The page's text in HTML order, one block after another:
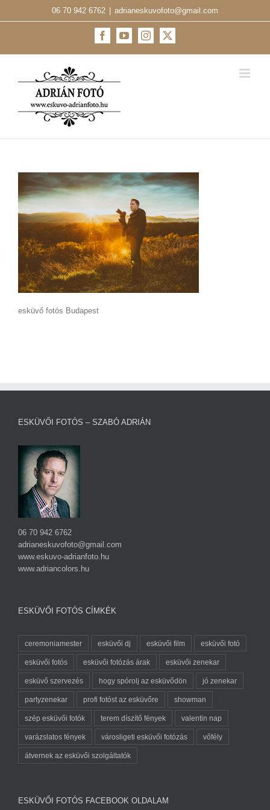
06 70 942 6762 adrianeskuvofoto@gmail.com
FacebookYouTubeInstagram
X
esküvő fotós Budapest
ESKÜVŐI FOTÓS – SZABÓ ADRIÁN
06 70 942 6762
adrianeskuvofoto@gmail.com
www.eskuvo-adrianfoto.hu
www.adriancolors.hu
ESKÜVŐI FOTÓS CÍMKÉK
ceremoniamester esküvői dj esküvői film esküvői fotó
esküvői fotós esküvői fotózás árak esküvői zenekar
esküvő szervezés hogy spórolj az esküvődön jó zenekar
partyzenekar profi fotóst az esküvőre showman
szép esküvői fotók terem díszítő fények valentin nap
varázslatos fények városligeti esküvői fotózás vőfély
átvernek az esküvői szolgáltatók
ESKÜVŐI FOTÓS FACEBOOK OLDALAM